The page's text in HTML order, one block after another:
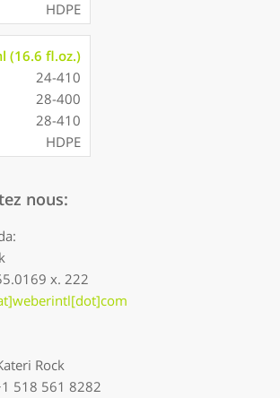
HDPE
(16.6 fl.oz.)
24-410
28-400
28-410
HDPE
nous:
x. 222
Rock
518 561 8282